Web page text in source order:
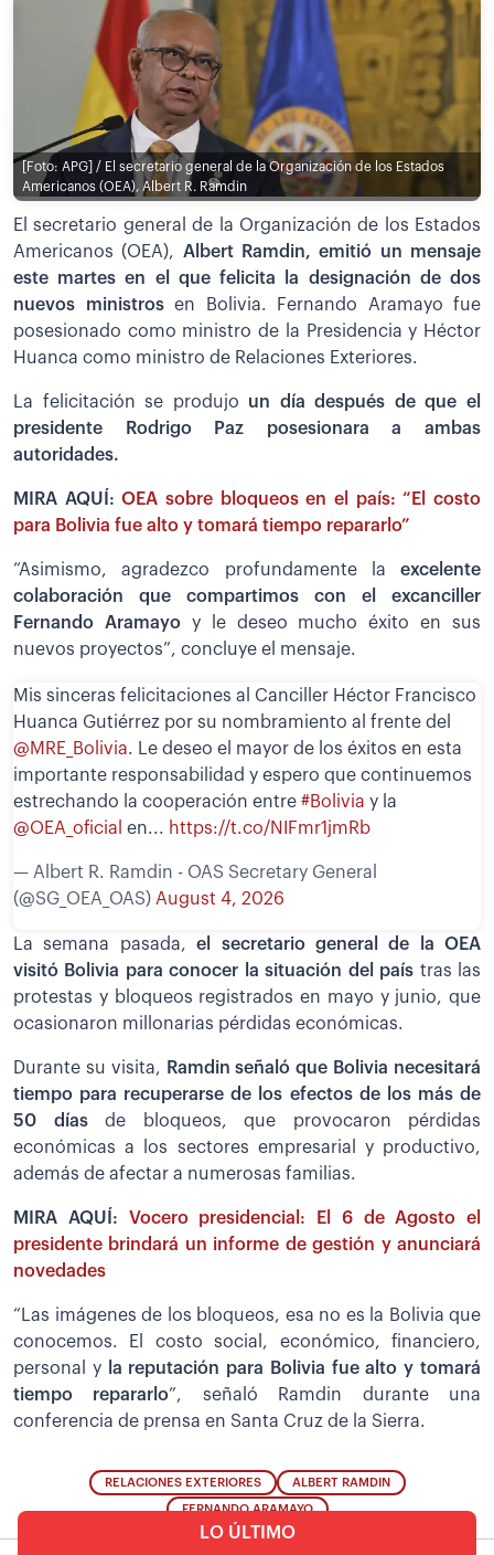
LO ÚLTIMO
[Foto: APG] / El secretario general de la Organización de los Estados
Americanos (OEA), Albert R. Ramdin
El secretario general de la Organización de los Estados
Americanos (OEA), Albert Ramdin, emitió un mensaje
este martes en el que felicita la designación de dos
nuevos ministrosen Bolivia. Fernando Aramayo fue
posesionado como ministro de la Presidencia y Héctor
Huanca como ministro de Relaciones Exteriores.
La felicitación se produjo un día después de que el
presidente Rodrigo Paz posesionara a ambas
autoridades.
MIRA AQUÍ:OEA sobre bloqueos en el país: “El costo
para Bolivia fue alto y tomará tiempo repararlo”
“Asimismo, agradezco profundamente la excelente
colaboración que compartimos con el excanciller
Fernando Aramayoy le deseo mucho éxito en sus
nuevos proyectos”, concluye el mensaje.
Mis sinceras felicitaciones al Canciller Héctor Francisco
Huanca Gutiérrez por su nombramiento al frente del
@MRE_Bolivia. Le deseo el mayor de los éxitos en esta
importante responsabilidad y espero que continuemos
estrechando la cooperación entre #Bolivia y la
@OEA_oficial en... https://t.co/NIFmr1jmRb
— Albert R. Ramdin - OAS Secretary General
(@SG_OEA_OAS) August 4, 2026
La semana pasada, el secretario general de la OEA
visitó Bolivia para conocer la situación del país tras las
protestas y bloqueos registrados en mayo y junio, que
ocasionaron millonarias pérdidas económicas.
Durante su visita, Ramdin señaló que Bolivia necesitará
tiempo para recuperarse de los efectos de los más de
50 días de bloqueos, que provocaron pérdidas
económicas a los sectores empresarial y productivo,
además de afectar a numerosas familias.
MIRA AQUÍ: Vocero presidencial: El 6 de Agosto el
presidente brindará un informe de gestión y anunciará
novedades
“Las imágenes de los bloqueos, esa no es la Bolivia que
conocemos. El costo social, económico, financiero,
personal yla reputación para Bolivia fue alto y tomará
tiempo repararlo”, señaló Ramdin durante una
conferencia de prensa en Santa Cruz de la Sierra.
RELACIONES EXTERIORES ALBERT RAMDIN
FERNANDO ARAMAYO